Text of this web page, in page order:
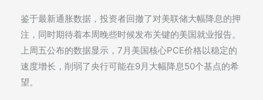
鉴于最新通胀数据，投资者回撤了对美联储大幅降息的押
注，同时期待着本周晚些时候发布关键的美国就业报告。
上周五公布的数据显示，7月美国核心PCE价格以稳定的
速度增长，削弱了央行可能在9月大幅降息50个基点的希
望。